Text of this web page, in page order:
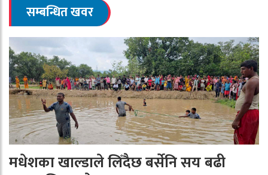
सम्बन्धित खवर
मधेशका खाल्डाले लिँदैछ बर्सेनि सय बढी